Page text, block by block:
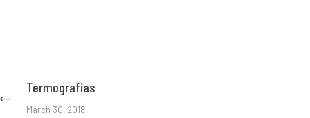
PostPrevious
post:
Termografías
March 30, 2018